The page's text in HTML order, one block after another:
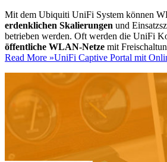
Mit dem Ubiquiti UniFi System können
erdenklichen Skalierungen und
betrieben werden. Oft werden die UniFi
öffentliche WLAN-Netze mit
Read More »UniFi Captive Portal mit